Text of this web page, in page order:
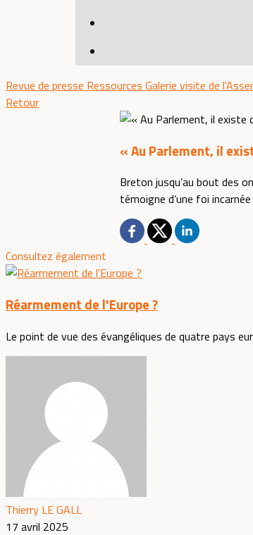
Revue de presse Ressources Galerie visite de
Retour
« Au Parlement, il
Breton jusqu’au bout des
témoigne d’une foi
Consultez également
Réarmement de l'Europe ?
Le point de vue des évangéliques de quatre pays
Thierry LE GALL
17 avril 2025